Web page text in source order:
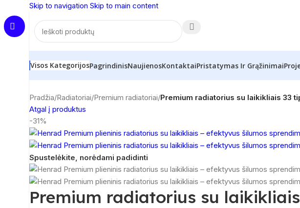
Skip to navigation Skip to main content
Visos KategorijosPagrindinisNaujienosKontaktaiPristatymas Ir Grąžinimai
Pradžia/Radiatoriai/Premium radiatoriai/Premium radiatorius su laikikliais 33
Atgal į produktus
-31%
Spustelėkite, norėdami padidinti
Premium radiatorius su